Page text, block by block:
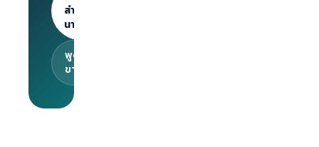
สำหรับ
นายจ้าง
พูดคุยกับทีม
ขาย